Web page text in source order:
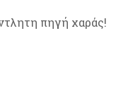
πηγή χαράς!